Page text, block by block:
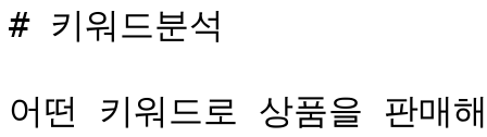
# 키워드분석
어떤 키워드로 상품을 판매